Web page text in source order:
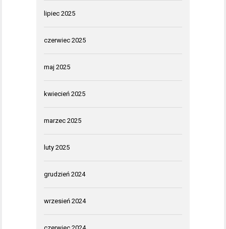
lipiec 2025
czerwiec 2025
maj 2025
kwiecień 2025
marzec 2025
luty 2025
grudzień 2024
wrzesień 2024